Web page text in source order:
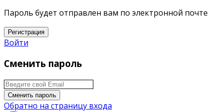
Пароль будет отправлен вам по электронной почте
Регистрация
Войти
Сменить пароль
Сменить пароль
Обратно на страницу входа